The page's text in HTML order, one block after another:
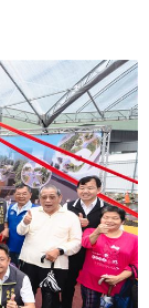
協調。」